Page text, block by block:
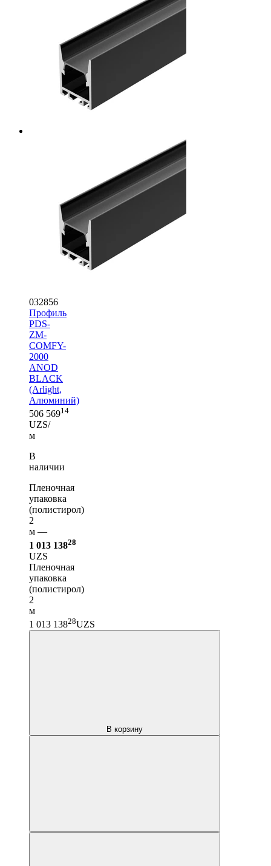
032856
Профиль
PDS-
ZM-
COMFY-
2000
ANOD
BLACK
(Arlight,
Алюминий)
506 56914
UZS/
м
В
наличии
Пленочная
упаковка
(полистирол)
2
м —
1 013 13828
UZS
Пленочная
упаковка
(полистирол)
2
м
1 013 13828UZS
В корзину